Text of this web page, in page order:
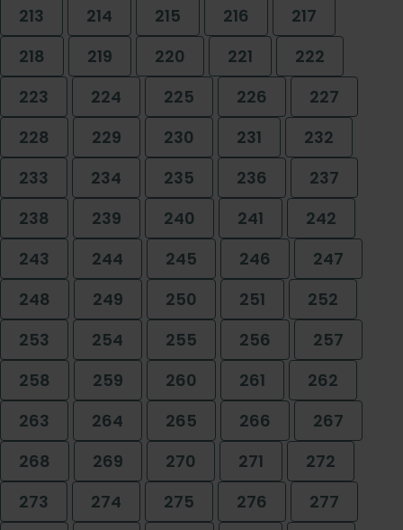
213 214 215 216
217
218
219 220 221
222
223
224 225 226
227
228
229 230 231
232
233
234 235 236
237
238
239 240 241
242
243
244 245 246
247
248
249 250 251
252
253
254 255 256
257
258
259 260 261
262
263
264 265 266
267
268
269 270 271
272
273
274 275 276
277